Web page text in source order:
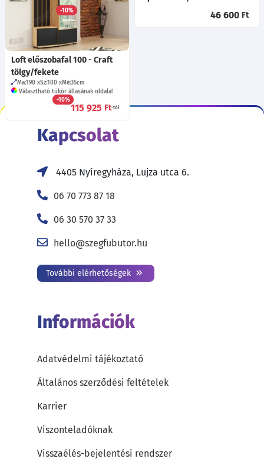
Többféle kivetőpánt!
-10%
99 910Ft 46 600 Ft
Loft előszobafal 100 - Craft
tölgy/fekete
Ma:190 Sz:100 Mé:35cm
Választható tükör állasának oldala!
-10%
115 925 Ft-tól
Kapcsolat
4405 Nyíregyháza, Lujza utca 6.
06 70 773 87 18
06 30 570 37 33
hello@szegfubutor.hu
További elérhetőségek
Információk
Adatvédelmi tájékoztató
Általános szerződési feltételek
Karrier
Viszonteladóknak
Visszaélés-bejelentési rendszer